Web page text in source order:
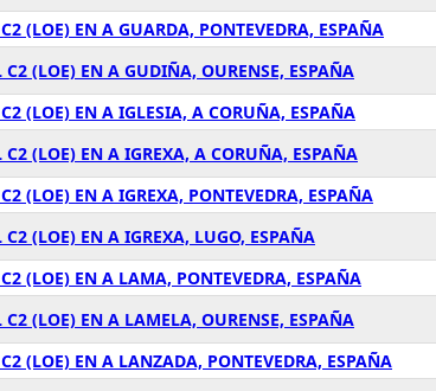
(LOE) EN A GUARDA, PONTEVEDRA, ESPAÑA
(LOE) EN A GUDIÑA, OURENSE, ESPAÑA
(LOE) EN A IGLESIA, A CORUÑA, ESPAÑA
(LOE) EN A IGREXA, A CORUÑA, ESPAÑA
(LOE) EN A IGREXA, PONTEVEDRA, ESPAÑA
(LOE) EN A IGREXA, LUGO, ESPAÑA
(LOE) EN A LAMA, PONTEVEDRA, ESPAÑA
(LOE) EN A LAMELA, OURENSE, ESPAÑA
(LOE) EN A LANZADA, PONTEVEDRA, ESPAÑA